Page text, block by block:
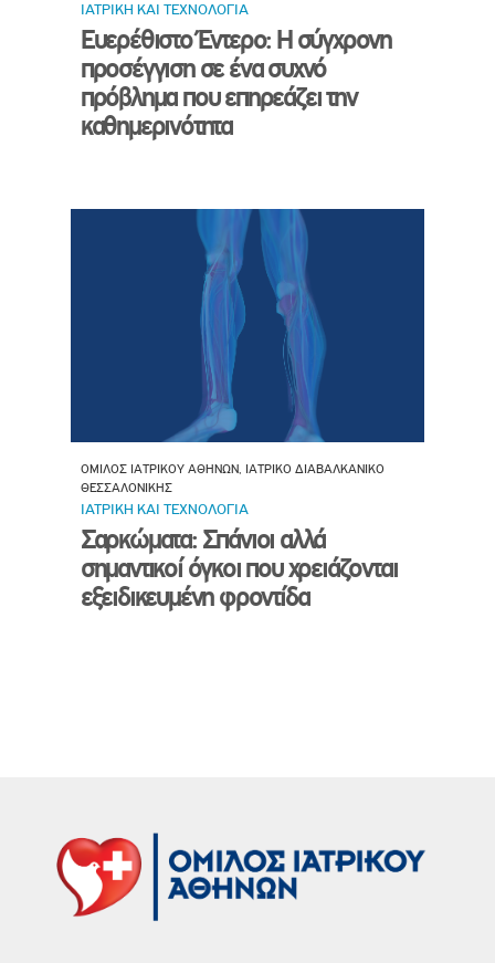
ΙΑΤΡΙΚΗ ΚΑΙ ΤΕΧΝΟΛΟΓΙΑ
Ευερέθιστο Έντερο: Η σύγχρονη
προσέγγιση σε ένα συχνό
πρόβλημα που επηρεάζει την
καθημερινότητα
ΟΜΙΛΟΣ ΙΑΤΡΙΚΟΥ ΑΘΗΝΩΝ, ΙΑΤΡΙΚΟ ΔΙΑΒΑΛΚΑΝΙΚΟ
ΘΕΣΣΑΛΟΝΙΚΗΣ
ΙΑΤΡΙΚΗ ΚΑΙ ΤΕΧΝΟΛΟΓΙΑ
Σαρκώματα: Σπάνιοι αλλά
σημαντικοί όγκοι που χρειάζονται
εξειδικευμένη φροντίδα